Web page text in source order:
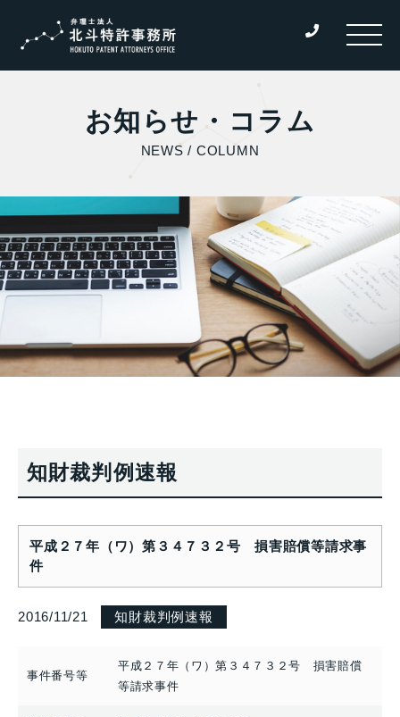
お知らせ・コラム
NEWS / COLUMN
知財裁判例速報
平成２７年（ワ）第３４７３２号 損害賠償等請求事
件
2016/11/21 知財裁判例速報
事件番号等
平成２７年（ワ）第３４７３２号 損害賠償
等請求事件